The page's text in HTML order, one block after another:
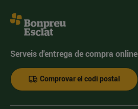
Serveis d'entrega de compra online
Comprovar el codi postal